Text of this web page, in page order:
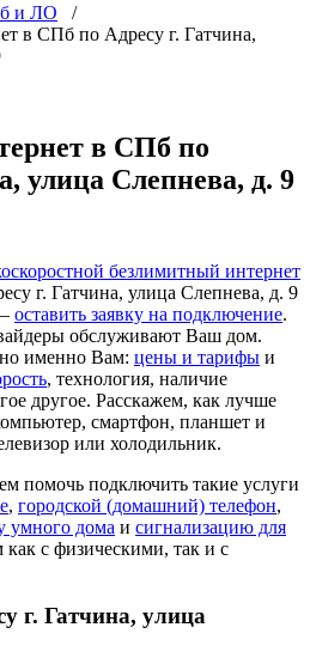
и ЛО /
в СПб по Адресу г. Гатчина,
в СПб по
улица Слепнева, д. 9
безлимитный интернет
г. Гатчина, улица Слепнева, д. 9
оставить заявку на подключение.
обслуживают Ваш дом.
именно Вам: цены и тарифы и
, технология, наличие
другое. Расскажем, как лучше
смартфон, планшет и
или холодильник.
помочь подключить такие услуги
, городской (домашний) телефон,
умного дома и сигнализацию для
как с физическими, так и с
г. Гатчина, улица